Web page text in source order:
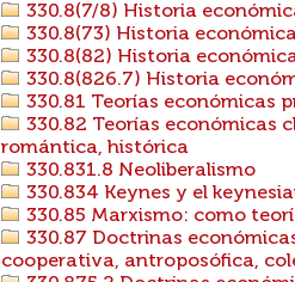
330.8(7/8) Historia
330.8(73) Historia
330.8(82) Historia
330.8(826.7) Historia
330.81 Teorías económicas
330.82 Teorías económicas
romántica, histórica
330.831.8 Neoliberalismo
330.834 Keynes y el
330.85 Marxismo: como
330.87 Doctrinas
cooperativa, antroposófica,